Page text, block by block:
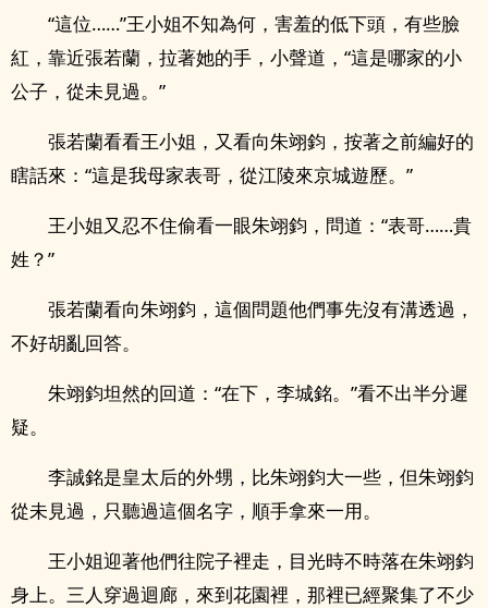
“這位……”王小姐不知為何，害羞的低下頭，有些臉
紅，靠近張若蘭，拉著她的手，小聲道，“這是哪家的小
公子，從未見過。”
張若蘭看看王小姐，又看向朱翊鈞，按著之前編好的
瞎話來：“這是我母家表哥，從江陵來京城遊歷。”
王小姐又忍不住偷看一眼朱翊鈞，問道：“表哥……貴
姓？”
張若蘭看向朱翊鈞，這個問題他們事先沒有溝透過，
不好胡亂回答。
朱翊鈞坦然的回道：“在下，李城銘。”看不出半分遲
疑。
李誠銘是皇太后的外甥，比朱翊鈞大一些，但朱翊鈞
從未見過，只聽過這個名字，順手拿來一用。
王小姐迎著他們往院子裡走，目光時不時落在朱翊鈞
身上。三人穿過迴廊，來到花園裡，那裡已經聚集了不少